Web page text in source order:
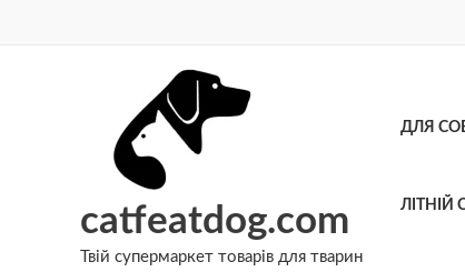
catfeatdog.com
Твій супермаркет товарів для тварин
ДЛЯ
ЛІТНІЙ